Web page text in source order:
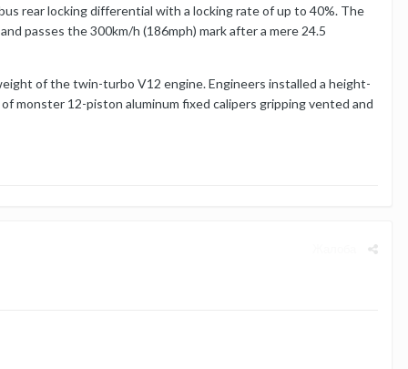
rear locking differential with a locking rate of up to 40%. The
passes the 300km/h (186mph) mark after a mere 24.5
of the twin-turbo V12 engine. Engineers installed a height-
monster 12-piston aluminum fixed calipers gripping vented and